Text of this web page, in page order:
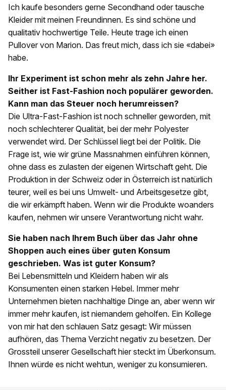
Ich kaufe besonders gerne Secondhand oder tausche
Kleider mit meinen Freundinnen. Es sind schöne und
qualitativ hochwertige Teile. Heute trage ich einen
Pullover von Marion. Das freut mich, dass ich sie «dabei»
habe.
Ihr Experiment ist schon mehr als zehn Jahre her.
Seither ist Fast-Fashion noch populärer geworden.
Kann man das Steuer noch herumreissen?
Die Ultra-Fast-Fashion ist noch schneller geworden, mit
noch schlechterer Qualität, bei der mehr Polyester
verwendet wird. Der Schlüssel liegt bei der Politik. Die
Frage ist, wie wir grüne Massnahmen einführen können,
ohne dass es zulasten der eigenen Wirtschaft geht. Die
Produktion in der Schweiz oder in Österreich ist natürlich
teurer, weil es bei uns Umwelt- und Arbeitsgesetze gibt,
die wir erkämpft haben. Wenn wir die Produkte woanders
kaufen, nehmen wir unsere Verantwortung nicht wahr.
Sie haben nach Ihrem Buch über das Jahr ohne
Shoppen auch eines über guten Konsum
geschrieben. Was ist guter Konsum?
Bei Lebensmitteln und Kleidern haben wir als
Konsumenten einen starken Hebel. Immer mehr
Unternehmen bieten nachhaltige Dinge an, aber wenn wir
immer mehr kaufen, ist niemandem geholfen. Ein Kollege
von mir hat den schlauen Satz gesagt: Wir müssen
aufhören, das Thema Verzicht negativ zu besetzen. Der
Grossteil unserer Gesellschaft hier steckt im Überkonsum.
Ihnen würde es nicht wehtun, weniger zu konsumieren.